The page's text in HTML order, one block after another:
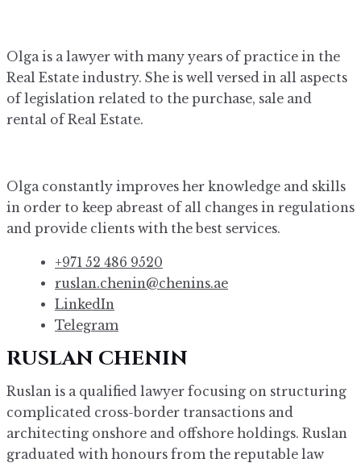
Olga is a lawyer with many years of practice in the
Real Estate industry. She is well versed in all aspects
of legislation related to the purchase, sale and
rental of Real Estate.
Olga constantly improves her knowledge and skills
in order to keep abreast of all changes in regulations
and provide clients with the best services.
+971 52 486 9520
ruslan.chenin@chenins.ae
LinkedIn
Telegram
RUSLAN CHENIN
Ruslan is a qualified lawyer focusing on structuring
complicated cross-border transactions and
architecting onshore and offshore holdings. Ruslan
graduated with honours from the reputable law